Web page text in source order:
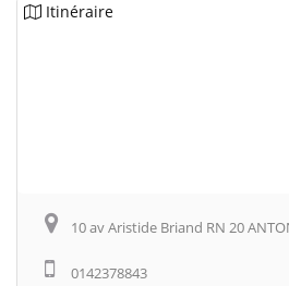
Itinéraire
10 av Aristide Briand RN 20
0142378843